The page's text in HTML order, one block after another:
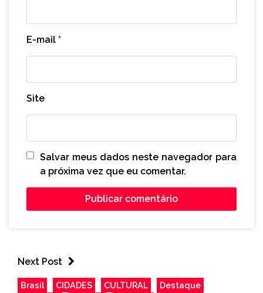
E-mail *
Site
Salvar meus dados neste navegador para
a próxima vez que eu comentar.
Next Post
Brasil CIDADES CULTURAL
Destaque